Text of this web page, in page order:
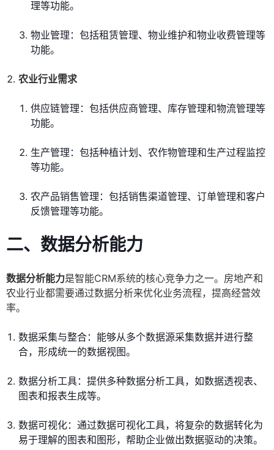
理等功能。
物业管理：包括租赁管理、物业维护和物业收费管理等
功能。
农业行业需求
供应链管理：包括供应商管理、库存管理和物流管理等
功能。
生产管理：包括种植计划、农作物管理和生产过程监控
等功能。
农产品销售管理：包括销售渠道管理、订单管理和客户
反馈管理等功能。
二、数据分析能力
数据分析能力是智能CRM系统的核心竞争力之一。房地产和
农业行业都需要通过数据分析来优化业务流程，提高经营效
率。
数据采集与整合：能够从多个数据源采集数据并进行整
合，形成统一的数据视图。
数据分析工具：提供多种数据分析工具，如数据透视表、
图表和报表生成等。
数据可视化：通过数据可视化工具，将复杂的数据转化为
易于理解的图表和图形，帮助企业做出数据驱动的决策。